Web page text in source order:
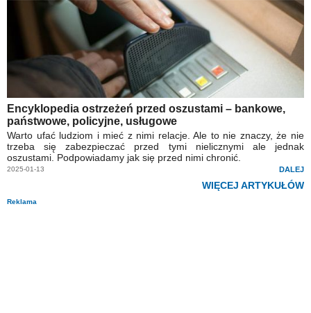
Encyklopedia ostrzeżeń przed oszustami – bankowe,
państwowe, policyjne, usługowe
Warto ufać ludziom i mieć z nimi relacje. Ale to nie znaczy, że nie
trzeba się zabezpieczać przed tymi nielicznymi ale jednak
oszustami. Podpowiadamy jak się przed nimi chronić.
2025-01-13 DALEJ
WIĘCEJ ARTYKUŁÓW
Reklama